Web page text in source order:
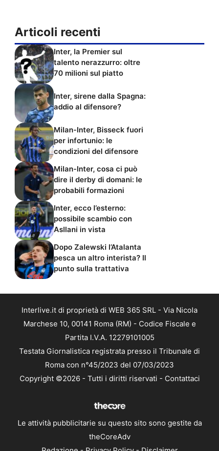
Articoli recenti
Inter, la Premier sul
talento nerazzurro: oltre
70 milioni sul piatto
Inter, sirene dalla Spagna:
addio al difensore?
Milan-Inter, Bisseck fuori
per infortunio: le
condizioni del difensore
Milan-Inter, cosa ci può
dire il derby di domani: le
probabili formazioni
Inter, ecco l’esterno:
possibile scambio con
Asllani in vista
Dopo Zalewski l’Atalanta
pesca un altro interista? Il
punto sulla trattativa
Interlive.it di proprietà di WEB 365 SRL - Via Nicola
Marchese 10, 00141 Roma (RM) - Codice Fiscale e
Partita I.V.A. 12279101005
Testata Giornalistica registrata presso il Tribunale di
Roma con n°45/2023 del 07/03/2023
Copyright ©2026 - Tutti i diritti riservati - Contattaci
Le attività pubblicitarie su questo sito sono gestite da
theCoreAdv